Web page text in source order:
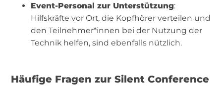
Event-Personal zur Unterstützung:
Hilfskräfte vor Ort, die Kopfhörer verteilen und
den Teilnehmer*innen bei der Nutzung der
Technik helfen, sind ebenfalls nützlich.
Häufige Fragen zur Silent Conference